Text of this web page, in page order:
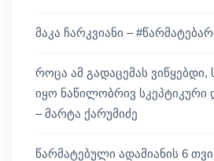
მაკა ჩარკვიანი –
როცა ამ გადაცემას ვიწყებდი,
იყო ნაწილობრივ სკეპტიკური
– მარტა ქარუმიძე
წარმატებული ადამიანის 6